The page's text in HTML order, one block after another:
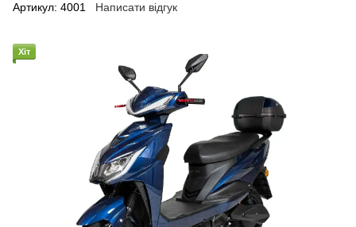
Артикул: 4001 Написати відгук
Хіт